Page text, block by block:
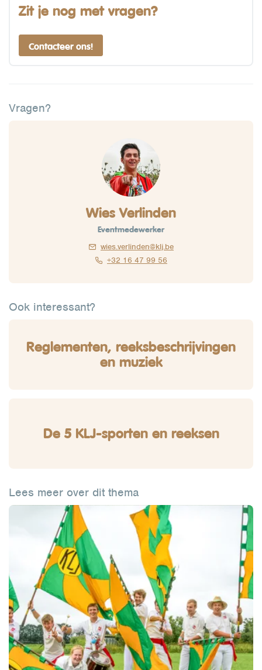
Zit je nog met vragen?
Contacteer ons!
Vragen?
Wies Verlinden
Eventmedewerker
wies.verlinden@klj.be
+32 16 47 99 56
Ook interessant?
Reglementen, reeksbeschrijvingen
en muziek
De 5 KLJ-sporten en reeksen
Lees meer over dit thema